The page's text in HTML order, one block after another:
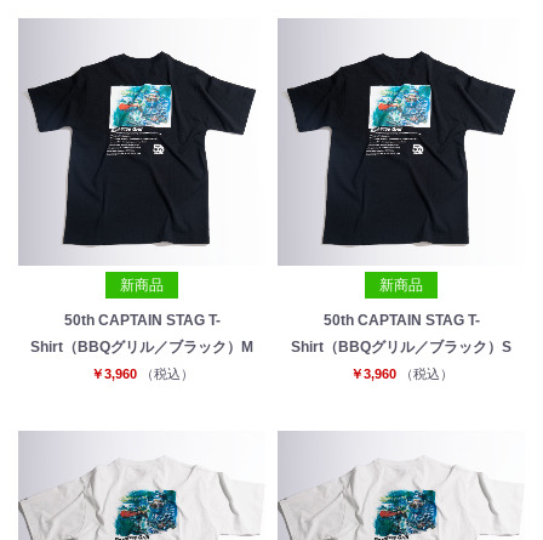
新商品
50th CAPTAIN STAG T-
Shirt（BBQグリル／ブラック）M
￥3,960 （税込）
新商品
50th CAPTAIN STAG T-
Shirt（BBQグリル／ブラック）S
￥3,960 （税込）
お買い物を続ける カートへ進む